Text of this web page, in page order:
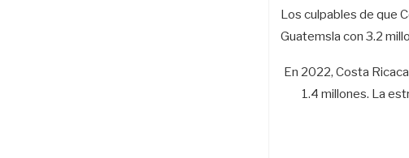
Los culpables de que
Guatemsla con 3.2
En 2022, Costa
1.4 millones. La